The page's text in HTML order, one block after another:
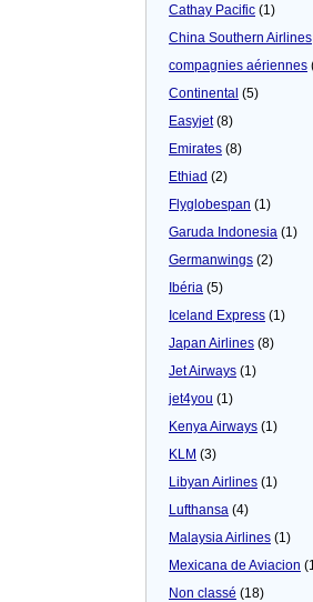
Cathay Pacific (1)
China Southern Airlines
compagnies aériennes
Continental (5)
Easyjet(8)
Emirates (8)
Ethiad (2)
Flyglobespan (1)
Garuda Indonesia (1)
Germanwings (2)
Ibéria (5)
Iceland Express (1)
Japan Airlines (8)
Jet Airways (1)
jet4you (1)
Kenya Airways (1)
KLM (3)
Libyan Airlines (1)
Lufthansa (4)
Malaysia Airlines (1)
Mexicana de Aviacion
Non classé (18)